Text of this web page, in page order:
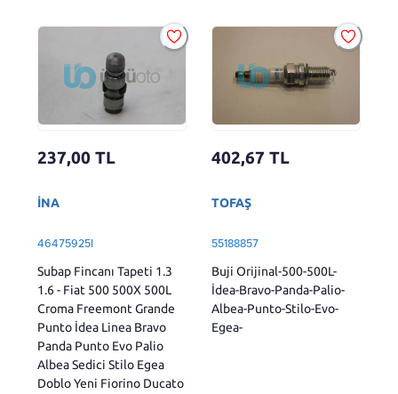
237,00 TL
İNA
46475925I
Subap Fincanı Tapeti 1.3
1.6 - Fiat 500 500X 500L
Croma Freemont Grande
Punto İdea Linea Bravo
Panda Punto Evo Palio
Albea Sedici Stilo Egea
Doblo Yeni Fiorino Ducato
402,67 TL
TOFAŞ
55188857
Buji Orijinal-500-500L-
İdea-Bravo-Panda-Palio-
Albea-Punto-Stilo-Evo-
Egea-